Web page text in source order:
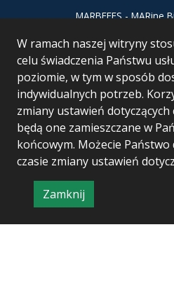
W ramach naszej witryny
celu świadczenia Państwu
poziomie, w tym w sposób
indywidualnych potrzeb.
zmiany ustawień dotyczących
będą one zamieszczane w
końcowym. Możecie
czasie zmiany ustawień
Zamknij
informację
o
MARBEFES - MARine
Ecosystem Services
has received funding
Union’s Horizon
innovation
Agreement no
Project & realization: